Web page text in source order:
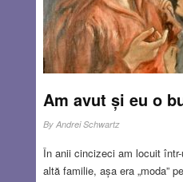
MAR 22, 2018
Am avut și eu o
By Andrei Schwartz
În anii cincizeci am locuit
altă familie, așa era „moda”